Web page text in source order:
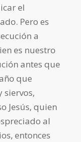
el
Pero es
a
es nuestro
antes que
que
siervos,
Jesús, quien
al
entonces